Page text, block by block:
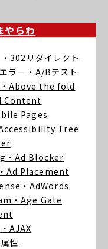
や らわ
・302リダイレクト
ラー ・A/Bテスト
・Above the fold
Content
Pages
Accessibility Tree
・Ad Blocker
・Ad Placement
・AdWords
・Age Gate
・AJAX
性